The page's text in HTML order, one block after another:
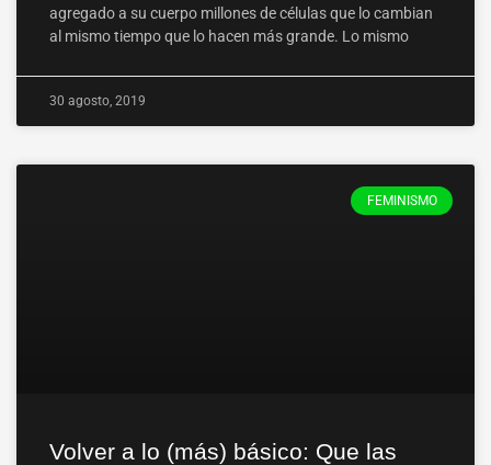
agregado a su cuerpo millones de células que lo cambian
al mismo tiempo que lo hacen más grande. Lo mismo
30 agosto, 2019
FEMINISMO
Volver a lo (más) básico: Que las